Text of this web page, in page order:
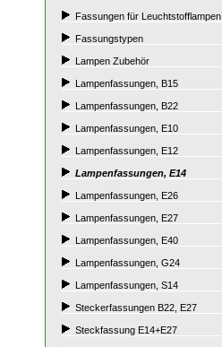
Fassungen für Leuchtstofflampen
Fassungstypen
Lampen Zubehör
Lampenfassungen, B15
Lampenfassungen, B22
Lampenfassungen, E10
Lampenfassungen, E12
Lampenfassungen, E14
Lampenfassungen, E26
Lampenfassungen, E27
Lampenfassungen, E40
Lampenfassungen, G24
Lampenfassungen, S14
Steckerfassungen B22, E27
Steckfassung E14+E27